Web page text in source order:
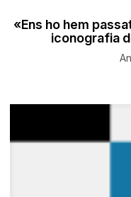
«Ens ho hem
iconografia